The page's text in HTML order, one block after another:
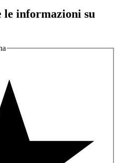
le informazioni su